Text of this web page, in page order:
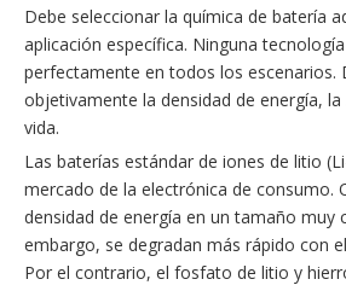
Debe seleccionar la química de batería
aplicación específica. Ninguna
perfectamente en todos los escenarios.
objetivamente la densidad de energía,
vida.
Las baterías estándar de iones de litio
mercado de la electrónica de consumo.
densidad de energía en un tamaño muy
embargo, se degradan más rápido con
Por el contrario, el fosfato de litio y